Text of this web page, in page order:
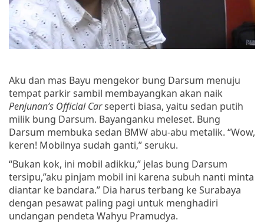
Aku dan mas Bayu mengekor bung Darsum menuju
tempat parkir sambil membayangkan akan naik
Penjunan’s Official Carseperti biasa, yaitu sedan putih
milik bung Darsum. Bayanganku meleset. Bung
Darsum membuka sedan BMW abu-abu metalik. “Wow,
keren! Mobilnya sudah ganti,” seruku.
“Bukan kok, ini mobil adikku,” jelas bung Darsum
tersipu,”aku pinjam mobil ini karena subuh nanti minta
diantar ke bandara.” Dia harus terbang ke Surabaya
dengan pesawat paling pagi untuk menghadiri
undangan pendeta Wahyu Pramudya.